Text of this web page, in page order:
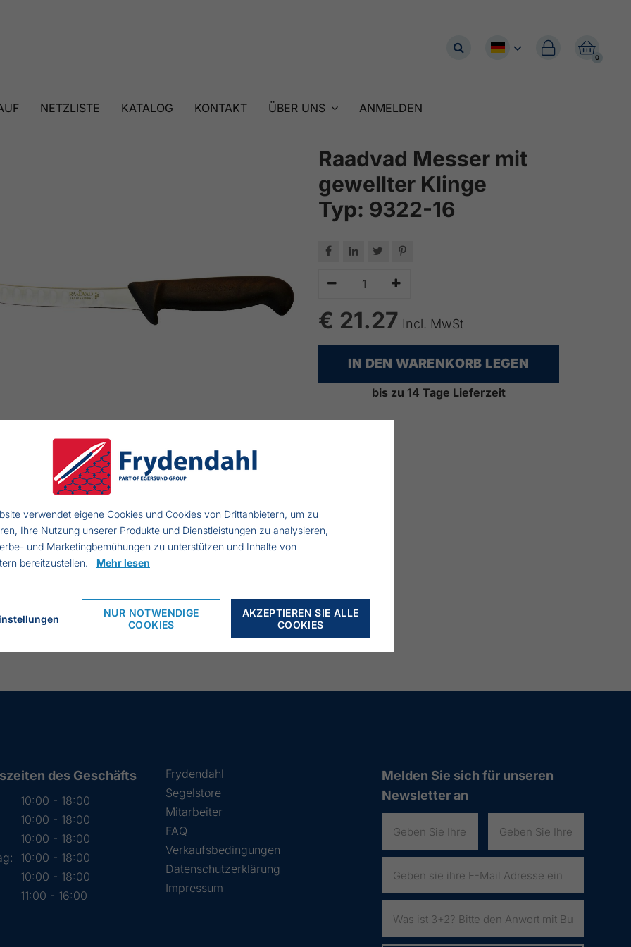

0

NETZLISTE KATALOG KONTAKT ÜBER UNS ANMELDEN
Raadvad Messer mit
gewellter Klinge
Typ: 9322-16
   
 
€ 21.27 Incl. MwSt
IN DEN WARENKORB LEGEN
bis zu 14 Tage Lieferzeit
Messer
der Klinge: 16 cm
Länge: 32 cm
des Geschäfts
10:00 - 18:00
10:00 - 18:00
10:00 - 18:00
10:00 - 18:00
10:00 - 18:00
11:00 - 16:00
Frydendahl
Segelstore
Mitarbeiter
FAQ
Verkaufsbedingungen
Datenschutzerklärung
Impressum
Melden Sie sich für unseren
Newsletter an
verwendet eigene Cookies und Cookies von Drittanbietern, um zu
Ihre Nutzung unserer Produkte und Dienstleistungen zu analysieren,
und Marketingbemühungen zu unterstützen und Inhalte von
bereitzustellen. Mehr lesen
NUR NOTWENDIGE
COOKIES
AKZEPTIEREN SIE ALLE
COOKIES